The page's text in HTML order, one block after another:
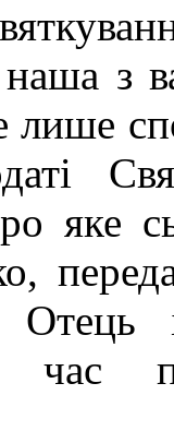
з
лише
яке
Отець
час